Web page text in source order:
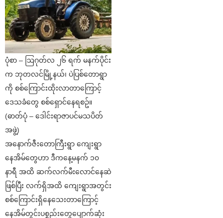
ပုံစာ – ဩဂုတ်လ ၂၆ ရက် မနက်ပိုင်း
က ဘုတလင်မြို့နယ်၊ ပဲပြစ်တောရွာ
ကို စစ်ကြောင်းထိုးလာတာကြောင့်
ဒေသခံတွေ စစ်ရှောင်နေရစဥ်။
(ဓာတ်ပုံ – ဒေါင်းရာဇာပင်မသပိတ်
အဖွဲ့)
အနောက်ဇီးတောကြီးရွာ ကျေးရွာ
နေအိမ်တွေဟာ ဒီကနေ့မနက် ၁၀
နာရီ အထိ ဆက်လက်မီးလောင်နေဆဲ
ဖြစ်ပြီး လက်ရှိအထိ ကျေးရွာအတွင်း
စစ်ကြောင်းရှိနေသေးတာကြောင့်
နေအိမ်တွင်းပစ္စည်းတွေပျောက်ဆုံး